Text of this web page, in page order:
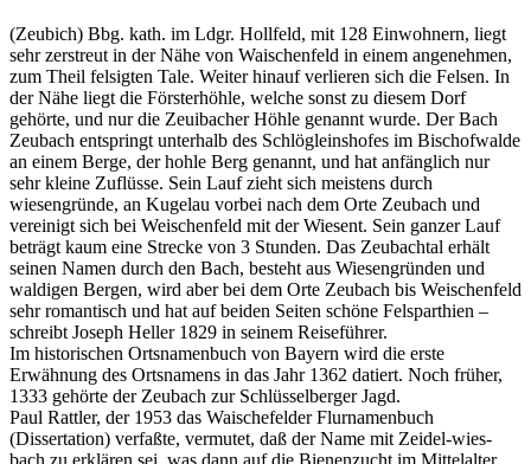
(Zeubich) Bbg. kath. im Ldgr. Hollfeld, mit 128 Einwohnern, liegt
sehr zerstreut in der Nähe von Waischenfeld in einem angenehmen,
zum Theil felsigten Tale. Weiter hinauf verlieren sich die Felsen. In
der Nähe liegt die Försterhöhle, welche sonst zu diesem Dorf
gehörte, und nur die Zeuibacher Höhle genannt wurde. Der Bach
Zeubach entspringt unterhalb des Schlögleinshofes im Bischofwalde
an einem Berge, der hohle Berg genannt, und hat anfänglich nur
sehr kleine Zuflüsse. Sein Lauf zieht sich meistens durch
wiesengründe, an Kugelau vorbei nach dem Orte Zeubach und
vereinigt sich bei Weischenfeld mit der Wiesent. Sein ganzer Lauf
beträgt kaum eine Strecke von 3 Stunden. Das Zeubachtal erhält
seinen Namen durch den Bach, besteht aus Wiesengründen und
waldigen Bergen, wird aber bei dem Orte Zeubach bis Weischenfeld
sehr romantisch und hat auf beiden Seiten schöne Felsparthien –
schreibt Joseph Heller 1829 in seinem Reiseführer.
Im historischen Ortsnamenbuch von Bayern wird die erste
Erwähnung des Ortsnamens in das Jahr 1362 datiert. Noch früher,
1333 gehörte der Zeubach zur Schlüsselberger Jagd.
Paul Rattler, der 1953 das Waischefelder Flurnamenbuch
(Dissertation) verfaßte, vermutet, daß der Name mit Zeidel-wies-
bach zu erklären sei, was dann auf die Bienenzucht im Mittelalter